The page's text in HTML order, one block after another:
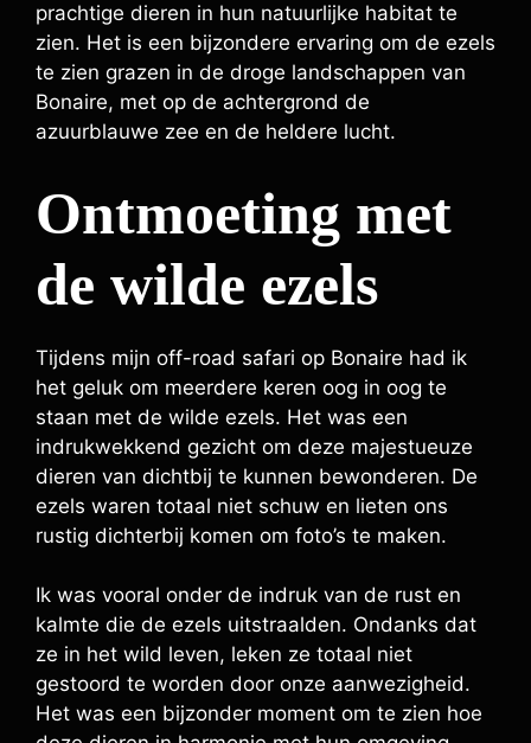
prachtige dieren in hun natuurlijke habitat te
zien. Het is een bijzondere ervaring om de ezels
te zien grazen in de droge landschappen van
Bonaire, met op de achtergrond de
azuurblauwe zee en de heldere lucht.
Ontmoeting met
de wilde ezels
Tijdens mijn off-road safari op Bonaire had ik
het geluk om meerdere keren oog in oog te
staan met de wilde ezels. Het was een
indrukwekkend gezicht om deze majestueuze
dieren van dichtbij te kunnen bewonderen. De
ezels waren totaal niet schuw en lieten ons
rustig dichterbij komen om foto’s te maken.
Ik was vooral onder de indruk van de rust en
kalmte die de ezels uitstraalden. Ondanks dat
ze in het wild leven, leken ze totaal niet
gestoord te worden door onze aanwezigheid.
Het was een bijzonder moment om te zien hoe